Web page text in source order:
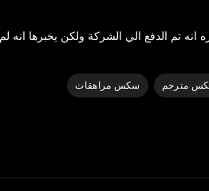
انه تم الدفع الي الشركة ولكن يخبرها انه لم
مترجم سكس مراهقات